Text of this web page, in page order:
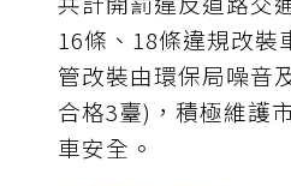
16條、18條違規改裝
管改裝由環保局噪音
合格3臺)，積極維護
車安全。